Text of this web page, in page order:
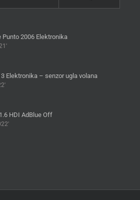
Punto 2006 Elektronika
3 Elektronika – senzor ugla volana
HDI AdBlue Off